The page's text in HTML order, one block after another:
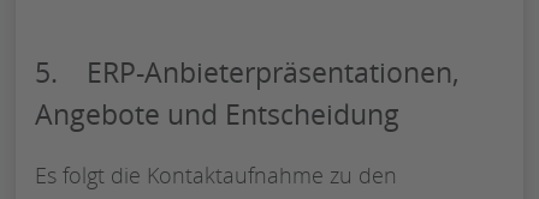
5. ERP-Anbieterpräsentationen,
Angebote und Entscheidung
Es folgt die Kontaktaufnahme zu den